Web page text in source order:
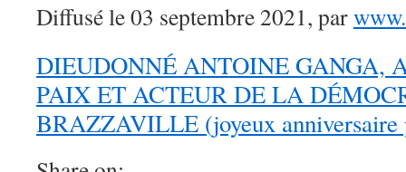
Diffusé le 03 septembre 2021, par
DIEUDONNÉ ANTOINE GANGA,
PAIX ET ACTEUR DE LA
BRAZZAVILLE (joyeux anniversaire